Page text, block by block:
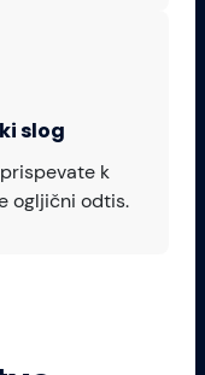
slog
k
ogljični odtis.